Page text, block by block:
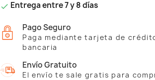
 Entrega entre 7 y 8 días
Pago Seguro
Paga mediante tarjeta de
bancaria
Envío Gratuito
El envío te sale gratis para